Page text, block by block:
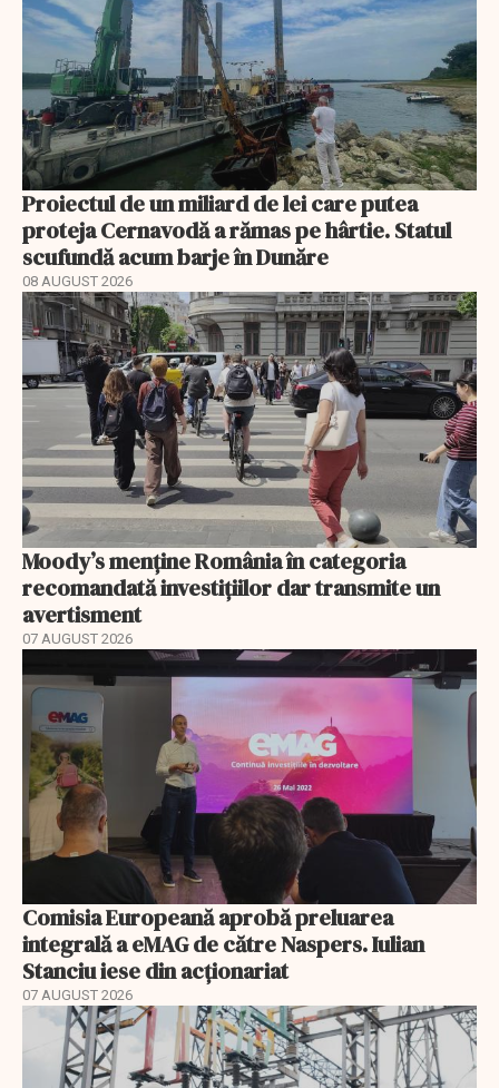
Proiectul de un miliard de lei care putea
proteja Cernavodă a rămas pe hârtie. Statul
scufundă acum barje în Dunăre
08 AUGUST 2026
Moody’s menține România în categoria
recomandată investițiilor dar transmite un
avertisment
07 AUGUST 2026
Comisia Europeană aprobă preluarea
integrală a eMAG de către Naspers. Iulian
Stanciu iese din acționariat
07 AUGUST 2026